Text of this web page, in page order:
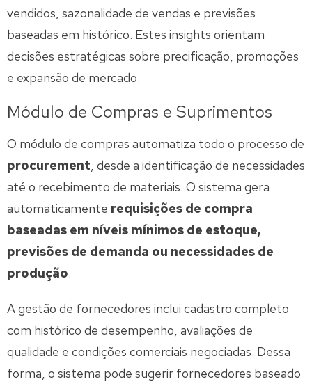
vendidos, sazonalidade de vendas e previsões
baseadas em histórico. Estes insights orientam
decisões estratégicas sobre precificação, promoções
e expansão de mercado.
Módulo de Compras e Suprimentos
O módulo de compras automatiza todo o processo de
procurement , desde a identificação de necessidades
até o recebimento de materiais. O sistema gera
automaticamente requisições de compra
baseadas em níveis mínimos de estoque,
previsões de demanda ou necessidades de
produção.
A gestão de fornecedores inclui cadastro completo
com histórico de desempenho, avaliações de
qualidade e condições comerciais negociadas. Dessa
forma, o sistema pode sugerir fornecedores baseado